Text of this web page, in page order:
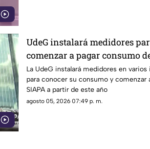
UdeG instalará medidores
comenzar a pagar consumo
SIAPA
La UdeG instalará medidores en varios
para conocer su consumo y comenzar
SIAPA a partir de este año
agosto 05, 2026 07:49 p. m.